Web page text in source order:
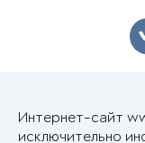
Интернет-сайт
исключительно